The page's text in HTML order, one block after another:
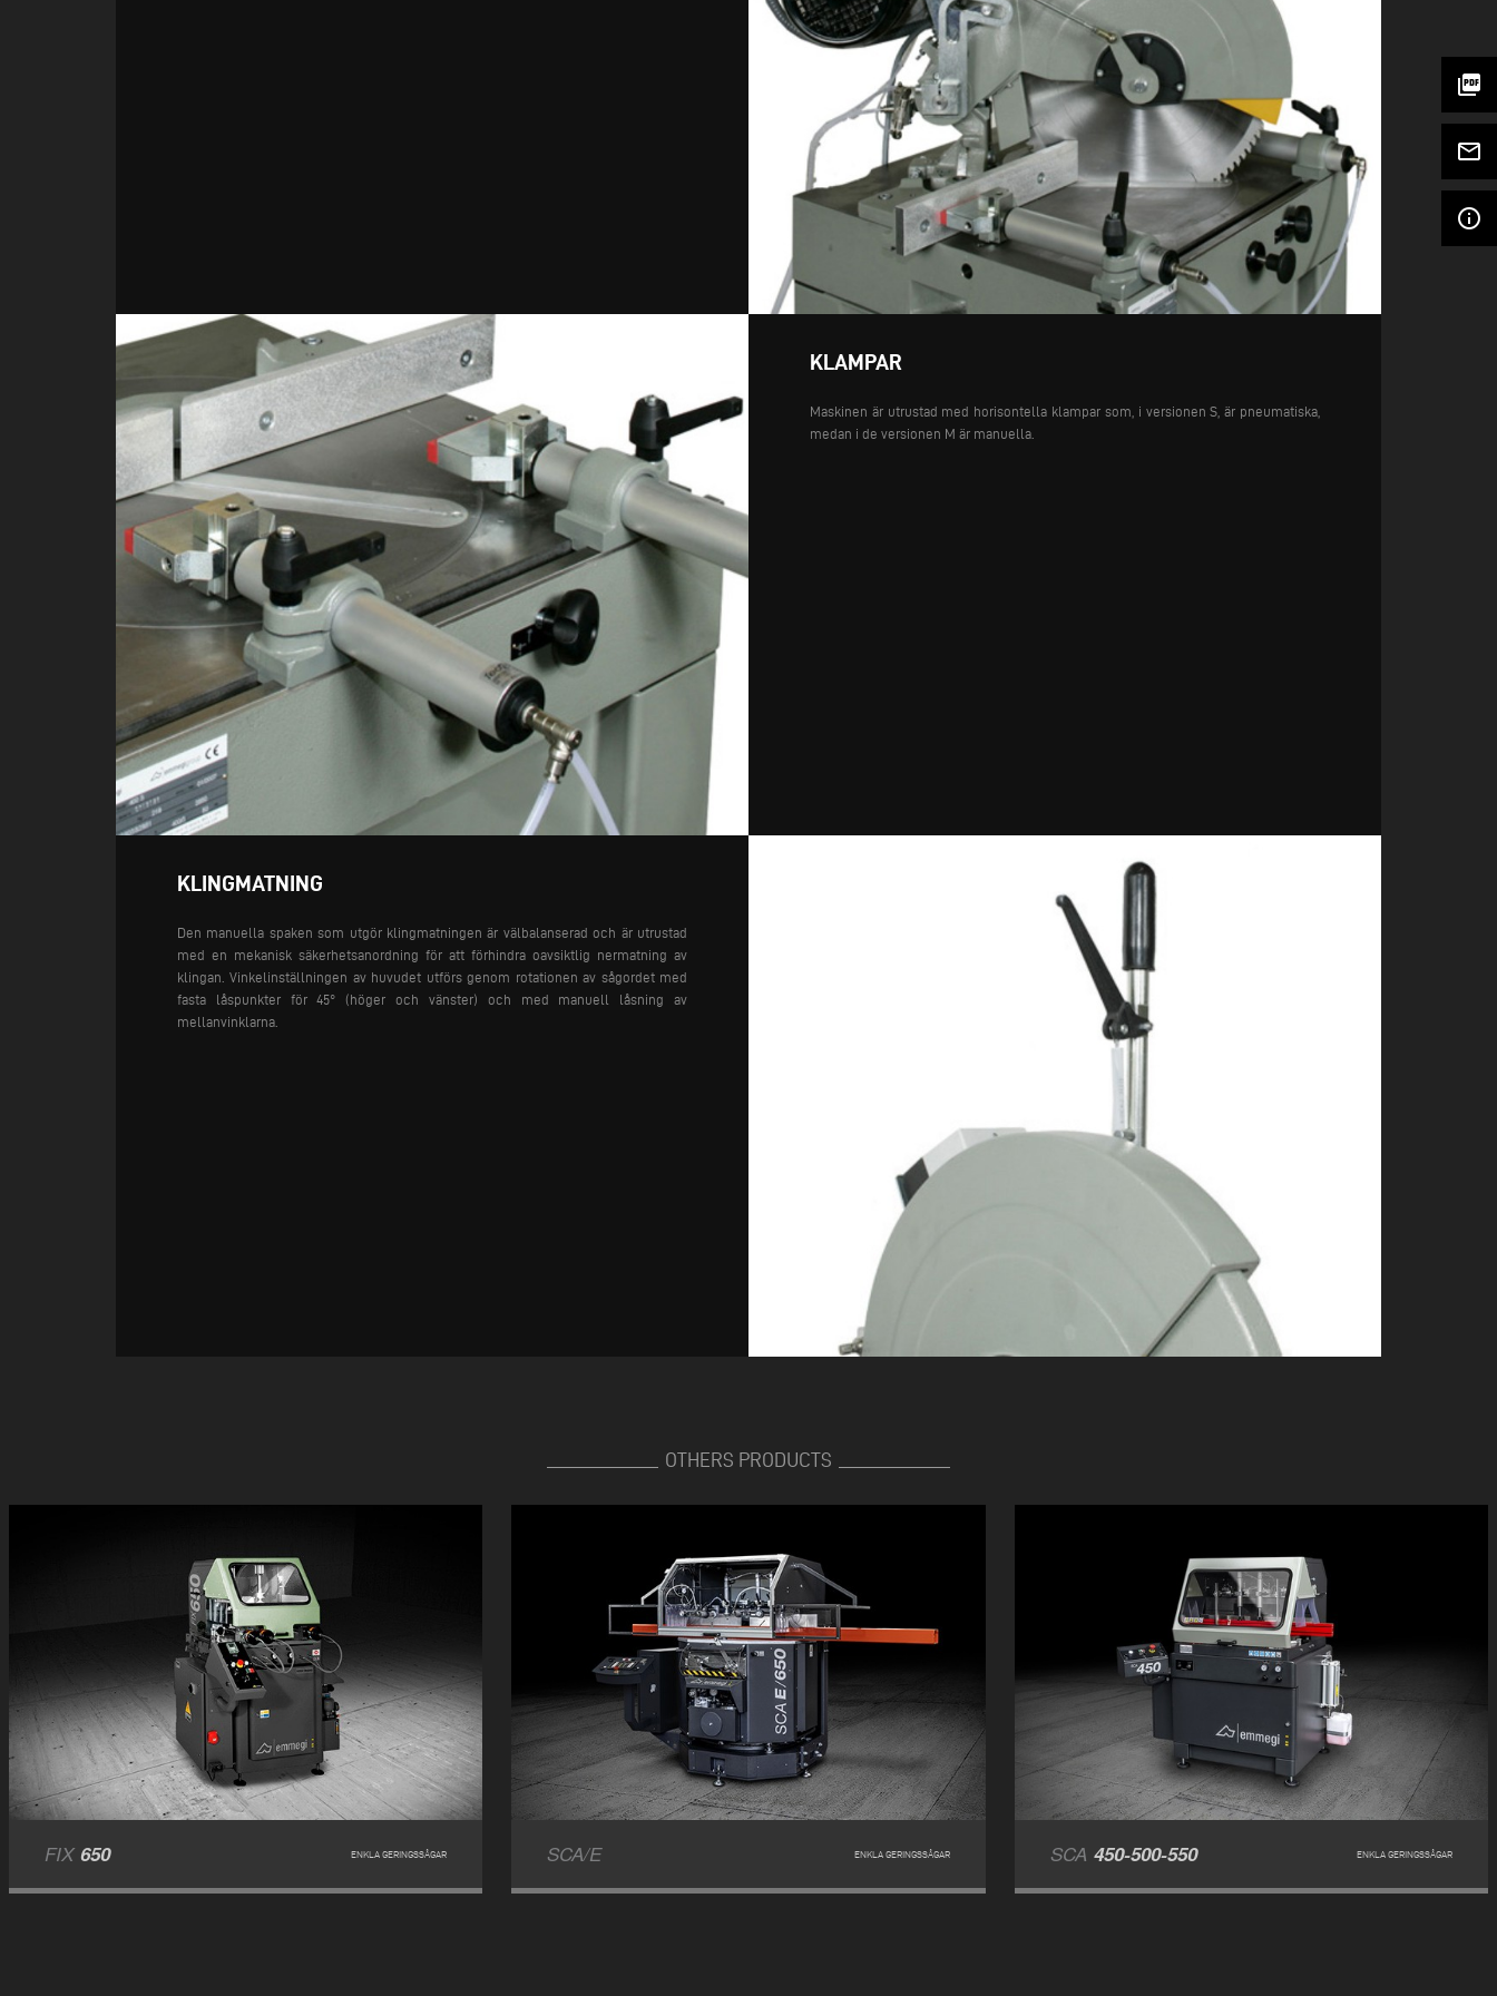
picture_as_pdf
mail_outline
info_outline
KLAMPAR
Maskinen är utrustad med horisontella klampar som, i versionen S, är pneumatiska,
medan i de versionen M är manuella.
KLINGMATNING
Den manuella spaken som utgör klingmatningen är välbalanserad och är utrustad
med en mekanisk säkerhetsanordning för att förhindra oavsiktlig nermatning av
klingan. Vinkelinställningen av huvudet utförs genom rotationen av sågordet med
fasta låspunkter för 45° (höger och vänster) och med manuell låsning av
mellanvinklarna.
OTHERS PRODUCTS
FIX 650 ENKLA GERINGSSÅGAR SCA/E ENKLA GERINGSSÅGAR SCA 450-500-550 ENKLA GERINGSSÅGAR